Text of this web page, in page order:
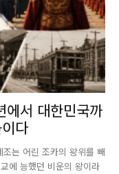
서 대한민국까
다
는 어린 조카의 왕위를 빼
에 능했던 비운의 왕이라